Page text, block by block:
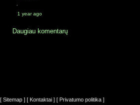
·
1 year ago
Daugiau komentarų
[ Sitemap ] [ Kontaktai ] [ Privatumo politika ]